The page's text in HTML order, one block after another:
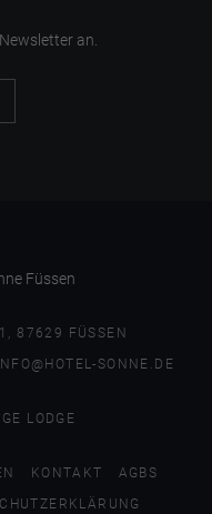
an.
Füssen
87629 FÜSSEN
INFO@HOTEL-SONNE.DE
LODGE
KONTAKT
AGBS